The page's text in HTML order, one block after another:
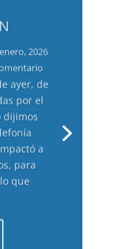
2026
ayer, de
por el
dijimos
a
para
que